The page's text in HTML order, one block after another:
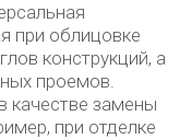
при облицовке
конструкций, а
проемов.
качестве замены
при отделке